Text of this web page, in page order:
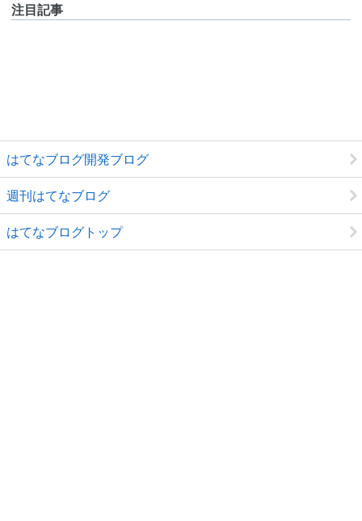
注目記事
はてなブログ開発ブログ
週刊はてなブログ
はてなブログトップ